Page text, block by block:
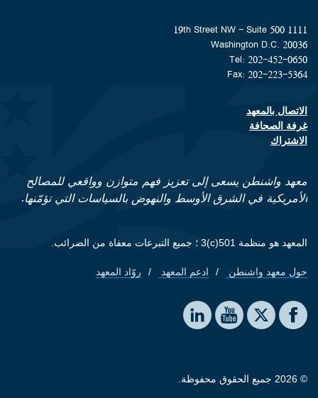
1111 19th Street NW - Suite 500
Washington D.C. 20036
Tel: 202-452-0650
Fax: 202-223-5364
Footer contact links
الاتصال بالمعهد
غرفة الصحافة
الاشتراك
معهد واشنطن يسعى إلى تعزيز فهم متوازن وواقعي للمصالح
الأمريكية في الشرق الأوسط والنهوض بالسياسات التي تؤمّنها.
المعهد هو منظمة 501(c)3 ؛ جميع التبرعات معفاة من الضرائب.
Footer quick links
حول معهد واشنطن ادعم المعهد روّاد المعهد
Social media
The Washington Institute on Facebook
The Washington Institute on X
The Washington Institute on YouTube
The Washington Institute on LinkedIn
© 2026 جميع الحقوق محفوظة.